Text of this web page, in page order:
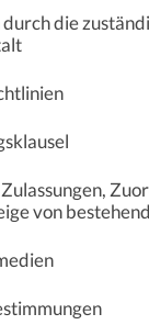
die
von